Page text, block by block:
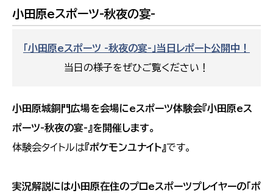
小田原eスポーツ-秋夜の宴-
「小田原eスポーツ -秋夜の宴-」当日レポート公開中！
当日の様子をぜひご覧ください！
小田原城銅門広場を会場にeスポーツ体験会『小田原eス
ポーツ-秋夜の宴-』を開催します。
体験会タイトルは『ポケモンユナイト』です。
実況解説には小田原在住のプロeスポーツプレイヤーの「ポ